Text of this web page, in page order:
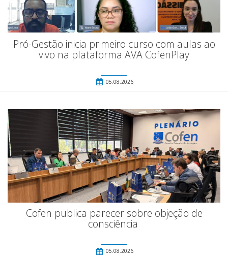
Pró-Gestão inicia primeiro curso com aulas ao
vivo na plataforma AVA CofenPlay
05.08.2026
Cofen publica parecer sobre objeção de
consciência
05.08.2026